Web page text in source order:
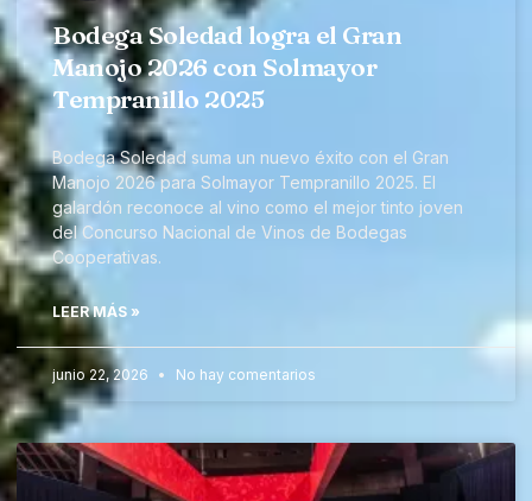
Bodega Soledad logra el Gran
Manojo 2026 con Solmayor
Tempranillo 2025
Bodega Soledad suma un nuevo éxito con el Gran
Manojo 2026 para Solmayor Tempranillo 2025. El
galardón reconoce al vino como el mejor tinto joven
del Concurso Nacional de Vinos de Bodegas
Cooperativas.
LEER MÁS »
junio 22, 2026 No hay comentarios